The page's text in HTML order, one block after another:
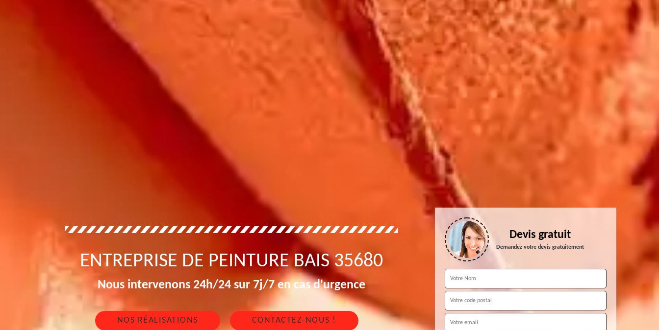
ENTREPRISE DE PEINTURE BAIS 35680
Nous intervenons 24h/24 sur 7j/7 en cas d'urgence
NOS RÉALISATIONS CONTACTEZ-NOUS !
Devis gratuit
Demandez votre devis gratuitement